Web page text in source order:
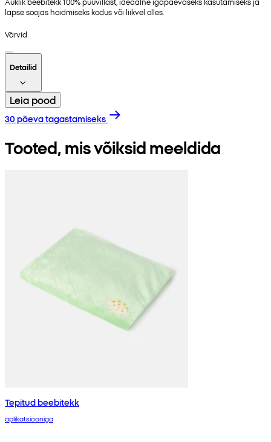
lapse soojas hoidmiseks kodus või liikvel olles.
Värvid
Detailid
Leia pood
30 päeva tagastamiseks
Tooted, mis võiksid meeldida
Tepitud beebitekk
aplikatsiooniga